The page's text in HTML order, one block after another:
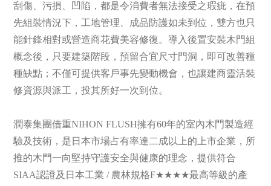
刮傷、污損、凹陷，都是令消費者無法接受之瑕疵，在預
先組裝情況下，工地管理、成品防護如未到位，雙方也只
能針鋒相對或營造商花費美容修復。導入後置安裝木門組
概念後，只要建築階段，預留合宜尺寸門洞，即可改善種
種缺點；不僅可提供客戶事先變動機會，也讓建商靈活裝
修資源與派工，投其所好一次到位。
潤泰集團借重NIHON FLUSH擁有60年的室內木門製造經
驗及技術，是日本市場占有率達二成以上的上市企業，所
推的木門一向堅持守護安全與健康的理念，提供符合
SIAA認證及日本工業 / 農林規格F★★★★最高等級的產